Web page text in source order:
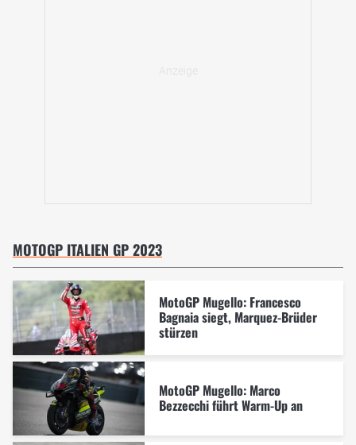
MOTOGP ITALIEN GP 2023
MotoGP Mugello: Francesco
Bagnaia siegt, Marquez-Brüder
stürzen
MotoGP Mugello: Marco
Bezzecchi führt Warm-Up an